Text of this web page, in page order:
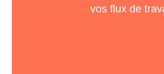
vos flux de